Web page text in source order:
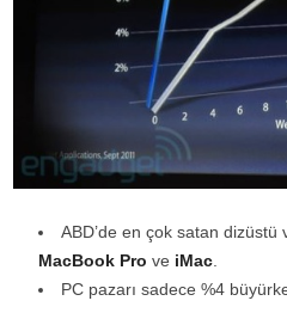
ABD’de en çok satan
MacBook Pro ve iMac
PC pazarı sadece %4